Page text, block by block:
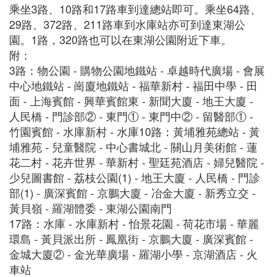
乘坐3路、10路和17路車到達總站即可。乘坐64路、
29路、372路、211路車到水庫站亦可到達東湖公
園。1路，320路也可以在東湖公園附近下車。
附：
3路：物公園 - 購物公園地鐵站 - 卓越時代廣場 - 會展
中心地鐵站 - 崗廈地鐵站 - 福華新村 - 福田中學 - 田
面 - 上海賓館 - 興華賓館東 - 新聞大廈 - 地王大廈 -
人民橋 - 門診部② - 東門① - 東門中② - 留醫部① -
竹園賓館 - 水庫新村 - 水庫10路：黃埔雅苑總站 - 黃
埔雅苑 - 兒童醫院 - 中心書城北 - 關山月美術館 - 蓮
花二村 - 花卉世界 - 華新村 - 聖廷苑酒店 - 婦兒醫院 -
少兒圖書館 - 荔枝公園(1) - 地王大廈 - 人民橋 - 門診
部(1) - 廣深賓館 - 京鵬大廈 - 冶金大廈 - 新秀立交 -
黃貝嶺 - 羅湖體委 - 東湖公園南門
17路：水庫 - 水庫新村 - 怡景花園 - 荷花市場 - 華麗
環島 - 黃貝派出所 - 鳳凰街 - 京鵬大廈 - 廣深賓館 -
金城大廈② - 金光華廣場 - 羅湖小學 - 京湖酒店 - 火
車站